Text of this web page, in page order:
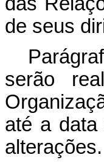
de seus
serão
até a data
alterações.